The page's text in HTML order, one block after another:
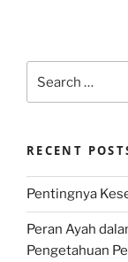
for:
RECENT
Pentingnya
Peran Ayah
Pengetahuan